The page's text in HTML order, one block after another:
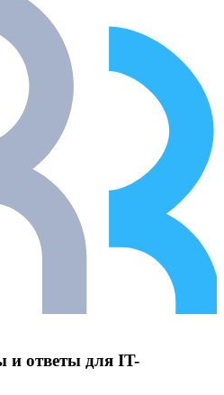
ответы для IT-